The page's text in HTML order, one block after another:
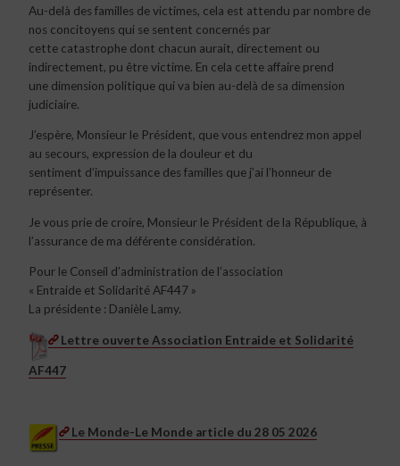
Au-delà des familles de victimes, cela est attendu par nombre de
nos concitoyens qui se sentent concernés par
cette catastrophe dont chacun aurait, directement ou
indirectement, pu être victime. En cela cette affaire prend
une dimension politique qui va bien au-delà de sa dimension
judiciaire.
J’espère, Monsieur le Président, que vous entendrez mon appel
au secours, expression de la douleur et du
sentiment d’impuissance des familles que j’ai l’honneur de
représenter.
Je vous prie de croire, Monsieur le Président de la République, à
l’assurance de ma déférente considération.
Pour le Conseil d’administration de l’association
« Entraide et Solidarité AF447 »
La présidente : Danièle Lamy.
Lettre ouverte Association Entraide et Solidarité
AF447
Le Monde-Le Monde article du 28 05 2026